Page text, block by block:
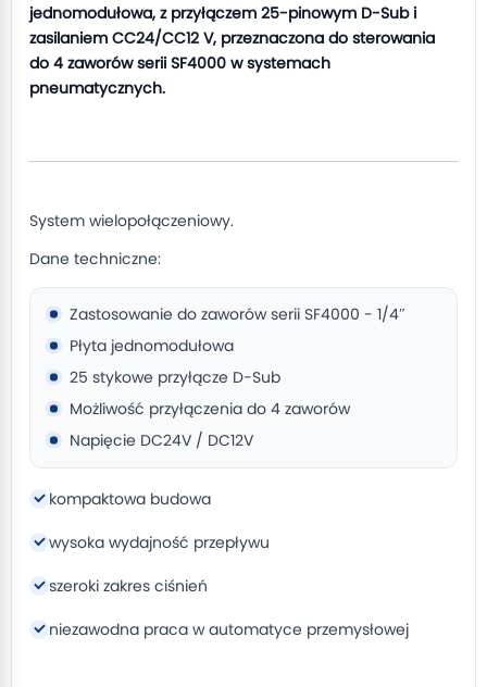
jednomodułowa, z przyłączem 25-pinowym D-Sub i
zasilaniem CC24/CC12 V, przeznaczona do sterowania
do 4 zaworów serii SF4000 w systemach
pneumatycznych.
System wielopołączeniowy.
Dane techniczne:
Zastosowanie do zaworów serii SF4000 - 1/4″
Płyta jednomodułowa
25 stykowe przyłącze D-Sub
Możliwość przyłączenia do 4 zaworów
Napięcie DC24V / DC12V
kompaktowa budowa
wysoka wydajność przepływu
szeroki zakres ciśnień
niezawodna praca w automatyce przemysłowej